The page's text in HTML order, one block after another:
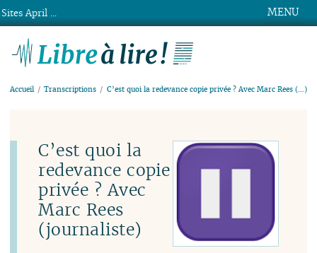
MENU
Accueil Transcriptions C’est quoi la redevance copie privée ? Avec Marc Rees (…)
C’est quoi la
redevance copie
privée ? Avec
Marc Rees
(journaliste)
Sites April ...